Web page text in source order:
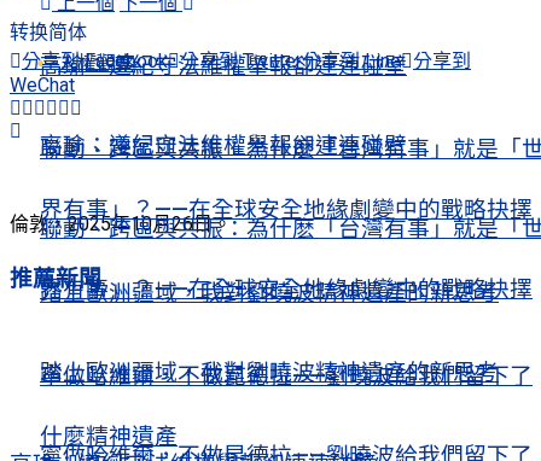
高瑜：遵紀守法維權舉報卻連連碰壁
聯動、跨區與共振：為什麽「台灣有事」就是「
界有事」？——在全球安全地緣劇變中的戰略抉擇
踏上歐洲疆域，我對劉曉波精神遺產的新思考
寧做哈維爾，不做昆德拉——劉曉波給我們留下了
什麼精神遺產
人權觀察
高瑜：遵紀守法維權舉報卻連連碰壁
聯動、跨區與共振：為什麽「台灣有事」就是「
界有事」？——在全球安全地緣劇變中的戰略抉擇
踏上歐洲疆域，我對劉曉波精神遺產的新思考
寧做哈維爾，不做昆德拉——劉曉波給我們留下了
转换简体
分享到 Facebook 分享到 Twitter分享到 Line 分享到
WeChat
倫敦，2025年10月26日。
推薦新聞